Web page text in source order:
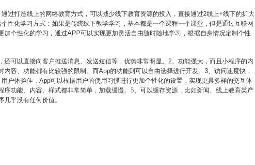
过打造线上的网络教育方式，可以减少线下教育资源的投入，直接通过2线上+线下的扩大
性化学习方式：如果是传统线下教学学习，基本都是一个课程一个课堂，但是通过互联网
个性化的学习，通过APP可以实现更加灵活自由随时随地学习，根据自身情况定制个性
可以直接向客户推送消息、发送短信等，优势非常明显。2、功能强大，而且小程序的内
容、功能都有比较强的限制。而App的功能则可以自由选择进行开发。3、访问速度快，
户体验佳，App可以根据用户的使用习惯进行更加个性化的设置，实现更具多样的交互体
功能、内容、样式都非常简单，加载缓慢。5、可以缓存资源，比如新闻、线上教育类产
乎没有任何价值。